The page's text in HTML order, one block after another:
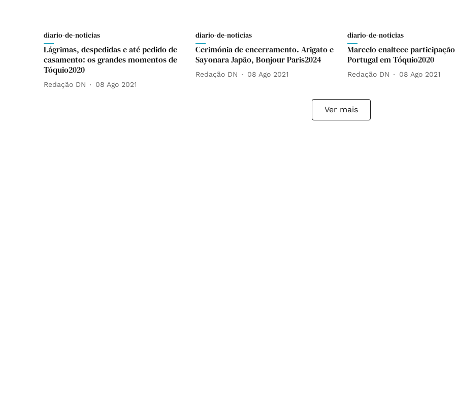
diario-de-noticias
Lágrimas, despedidas e até pedido de
casamento: os grandes momentos de
Tóquio2020
Redação DN 08 Ago 2021
diario-de-noticias
Cerimónia de encerramento. Arigato e
Sayonara Japão, Bonjour Paris2024
Redação DN 08 Ago 2021
diario-de-noticias
Marcelo enaltece
Portugal em Tóquio2020
Redação DN 08 Ago 2021
Ver mais